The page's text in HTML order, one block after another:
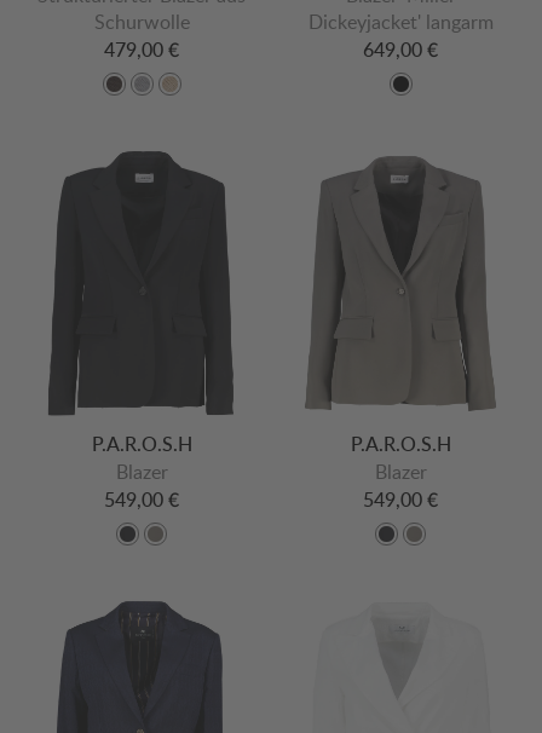
Schurwolle
479,00 €
Dickeyjacket' langarm
649,00 €
P.A.R.O.S.H
Blazer
549,00 €
P.A.R.O.S.H
Blazer
549,00 €